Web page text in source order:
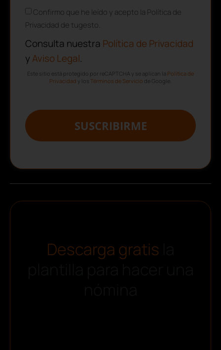
Confirmo que he leído y acepto la Política de
Privacidad de tugesto.
Consulta nuestra Política de Privacidad
y Aviso Legal.
Este sitio está protegido por reCAPTCHA y se aplican la Política de
Privacidad y los Términos de Servicio de Google.
SUSCRIBIRME
Descarga gratis